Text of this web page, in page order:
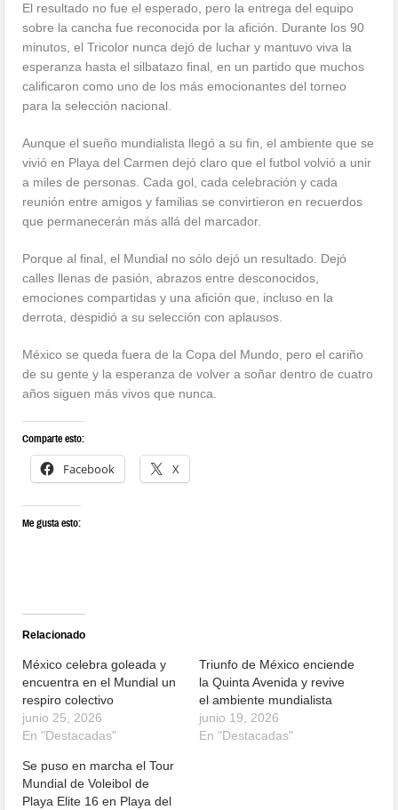
El resultado no fue el esperado, pero la entrega del equipo
sobre la cancha fue reconocida por la afición. Durante los 90
minutos, el Tricolor nunca dejó de luchar y mantuvo viva la
esperanza hasta el silbatazo final, en un partido que muchos
calificaron como uno de los más emocionantes del torneo
para la selección nacional.
Aunque el sueño mundialista llegó a su fin, el ambiente que se
vivió en Playa del Carmen dejó claro que el futbol volvió a unir
a miles de personas. Cada gol, cada celebración y cada
reunión entre amigos y familias se convirtieron en recuerdos
que permanecerán más allá del marcador.
Porque al final, el Mundial no sólo dejó un resultado. Dejó
calles llenas de pasión, abrazos entre desconocidos,
emociones compartidas y una afición que, incluso en la
derrota, despidió a su selección con aplausos.
México se queda fuera de la Copa del Mundo, pero el cariño
de su gente y la esperanza de volver a soñar dentro de cuatro
años siguen más vivos que nunca.
Comparte esto:
Facebook X
Me gusta esto:
Relacionado
México celebra goleada y
encuentra en el Mundial un
respiro colectivo
junio 25, 2026
En "Destacadas"
Triunfo de México enciende
la Quinta Avenida y revive
el ambiente mundialista
junio 19, 2026
En "Destacadas"
Se puso en marcha el Tour
Mundial de Voleibol de
Playa Elite 16 en Playa del